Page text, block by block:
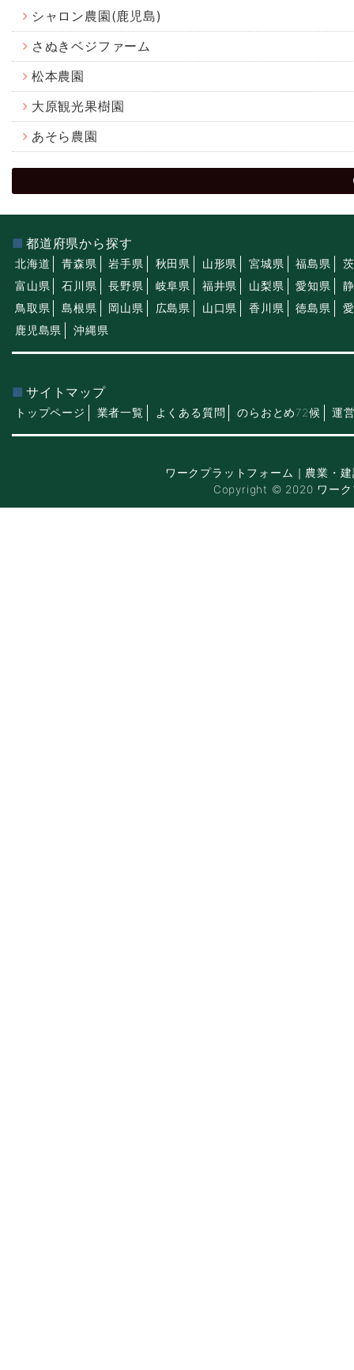
シャロン農園(鹿児島)
さぬきベジファーム
松本農園
大原観光果樹園
あそら農園
都道府県から探す
北海道 青森県 岩手県 秋田県 山形県 宮城県 福島県
富山県
石川県 長野県 岐阜県 福井県 山梨県 愛知県
鳥取県
島根県 岡山県 広島県 山口県 香川県 徳島県
鹿児島県
沖縄県
サイトマップ
トップページ 業者一覧 よくある質問 のらおとめ72候 運
ワークプラットフォーム｜農業・
Copyright © 2020 ワーク